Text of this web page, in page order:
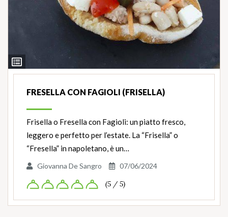
Ingredienti
FRESELLA CON FAGIOLI (FRISELLA)
Frisella o Fresella con Fagioli: un piatto fresco,
leggero e perfetto per l’estate. La “Frisella” o
“Fresella” in napoletano, è un…
Giovanna De Sangro 07/06/2024
(5 / 5)